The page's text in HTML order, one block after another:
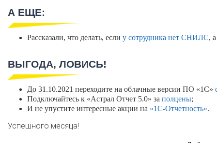
А ЕЩЕ:
Рассказали, что делать, если у сотрудника нет СНИЛС,
ВЫГОДА, ЛОВИСЬ!
До 31.10.2021 переходите на облачные версии ПО «1С»
Подключайтесь к «Астрал Отчет 5.0» за полцены;
И не упустите интересные акции на «1С-Отчетность».
Успешного месяца!